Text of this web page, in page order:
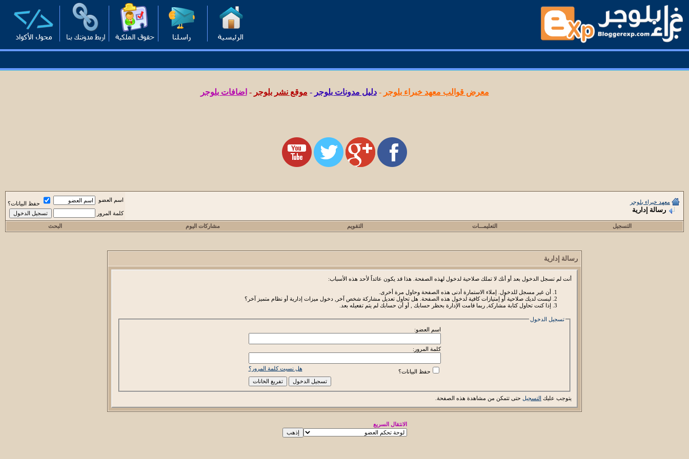
معرض قوالب معهد خبراء بلوجر -دليل مدونات بلوجر - موقع نشر بلوجر - اضافات بلوجر
معهد خبراء بلوجر
رسالة إدارية
اسم العضو
حفظ البيانات؟
كلمة المرور
التسجيل التعليمـــات التقويم مشاركات اليوم البحث
رسالة إدارية
أنت لم تسجل الدخول بعد أو أنك لا تملك صلاحية لدخول لهذه الصفحة. هذا قد يكون عائداً لأحد هذه الأسباب:
أن غير مسجل للدخول. إملاء الاستمارة أدنى هذه الصفحة وحاول مرة أخرى.
ليست لديك صلاحية أو إمتيازات كافية لدخول هذه الصفحة. هل تحاول تعديل مشاركة شخص آخر, دخول ميزات إدارية أو نظام متميز آخر؟
إذا كنت تحاول كتابة مشاركة, ربما قامت الإدارة بحظر حسابك , أو أن حسابك لم يتم تفعيله بعد.
تسجيل الدخول
اسم العضو:
كلمة المرور:
هل نسيت كلمة المرور؟ حفظ البيانات؟
يتوجب عليك التسجيل حتى تتمكن من مشاهدة هذه الصفحة.
الانتقال السريع